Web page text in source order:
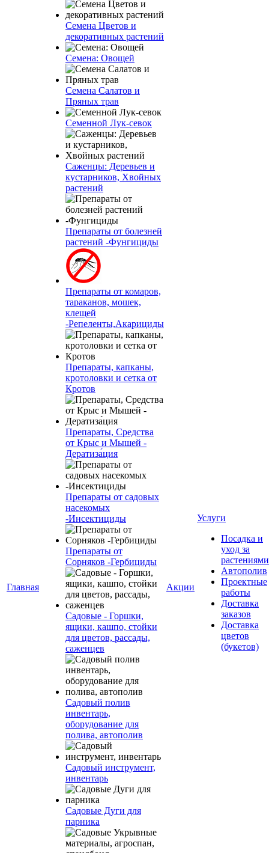
Главная
Семена Цветов и
декоративных растений
Семена: Овощей
Семена Салатов и
Пряных трав
Семенной Лук-севок
Саженцы: Деревьев и
кустарников, Хвойных
растений
Препараты от болезней
растений -Фунгициды
Препараты от комаров,
тараканов, мошек,
клещей
-Репеленты,Акарициды
Препараты, капканы,
кротоловки и сетка от
Кротов
Препараты, Средства
от Крыс и Мышей -
Дератиза́ция
Препараты от садовых
насекомых
-Инсектициды
Препараты от
Сорняков -Гербициды
Садовые - Горшки,
ящики, кашпо, стойки
для цветов, рассады,
саженцев
Садовый полив
инвентарь,
оборудование для
полива, автополив
Садовый инструмент,
инвентарь
Садовые Дуги для
парника
Акции
Услуги
Посадка и
уход за
растениями
Автополив
Проектные
работы
Доставка
заказов
Доставка
цветов
(букетов)